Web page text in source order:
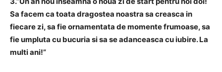
Sa facem ca toata dragostea noastra sa creasca in
fiecare zi, sa fie ornamentata de momente frumoase, sa
fie umpluta cu bucuria si sa se adanceasca cu iubire. La
multi ani!”